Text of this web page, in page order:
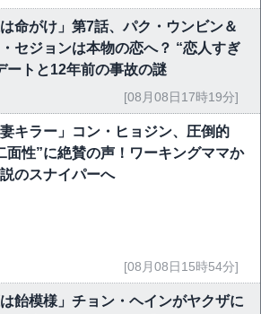
は命がけ」第7話、パク・ウンビン＆
セジョンは本物の恋へ？ “恋人すぎ
ートと12年前の事故の謎
[08月08日17時19分]
妻キラー」コン・ヒョジン、圧倒的
面性”に絶賛の声！ワーキングママか
のスナイパーへ
[08月08日15時54分]
は飴模様」チョン・ヘインがヤクザに